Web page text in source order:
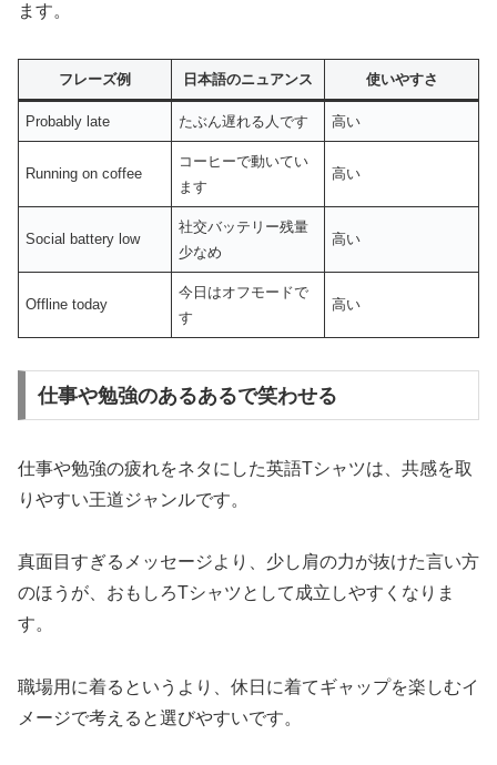
ます。
フレーズ例 日本語のニュアンス 使いやすさ
Probably late たぶん遅れる人です 高い
Running on coffee
コーヒーで動いてい
ます
高い
Social battery low
社交バッテリー残量
少なめ
高い
Offline today
今日はオフモードで
す
高い
仕事や勉強のあるあるで笑わせる
仕事や勉強の疲れをネタにした英語Tシャツは、共感を取
りやすい王道ジャンルです。
真面目すぎるメッセージより、少し肩の力が抜けた言い方
のほうが、おもしろTシャツとして成立しやすくなりま
す。
職場用に着るというより、休日に着てギャップを楽しむイ
メージで考えると選びやすいです。